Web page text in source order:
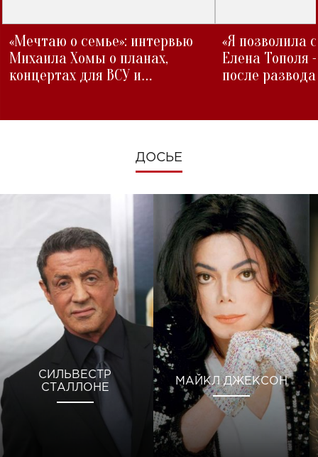
«Мечтаю о семье»: интервью
Михаила Хомы о планах,
концертах для ВСУ и
«Я позволила
Елена Тополя
после развода
ДОСЬЕ
СИЛЬВЕСТР
СТАЛЛОНЕ
МАЙКЛ ДЖЕКСОН